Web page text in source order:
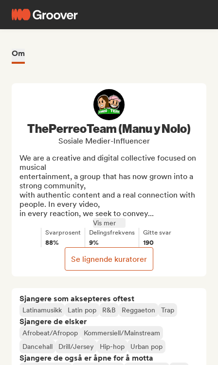
Om
Sjangere som aksepteres oftest
Latinamusikk Latin pop R&B Reggaeton Trap
Sjangere de elsker
Afrobeat/Afropop
Kommersiell/Mainstream
Dancehall
Drill/Jersey Hip-hop Urban pop
Sjangere de også er åpne for å motta
ThePerreoTeam (Manu y Nolo)
Sosiale Medier-Influencer
We are a creative and digital collective focused on
musical
entertainment, a group that has now grown into a
strong community,
with authentic content and a real connection with
people. In every video,
in every reaction, we seek to convey...
Vis mer
Svarprosent
88%
Delingsfrekvens
9%
Gitte svar
190
Se lignende kuratorer